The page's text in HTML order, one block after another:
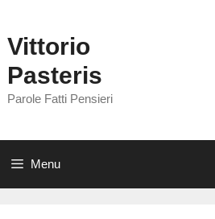
Vittorio
Pasteris
Parole Fatti Pensieri
Menu